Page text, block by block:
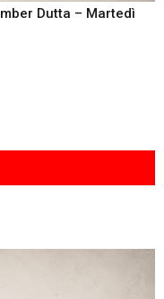
Dutta – Martedì